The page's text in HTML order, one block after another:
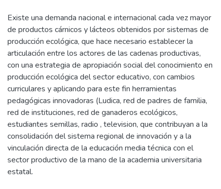
Existe una demanda nacional e internacional cada vez mayor
de productos cárnicos y lácteos obtenidos por sistemas de
producción ecológica, que hace necesario establecer la
articulación entre los actores de las cadenas productivas,
con una estrategia de apropiación social del conocimiento en
producción ecológica del sector educativo, con cambios
curriculares y aplicando para este fin herramientas
pedagógicas innovadoras (Ludica, red de padres de familia,
red de instituciones, red de ganaderos ecológicos,
estudiantes semillas, radio , television, que contribuyan a la
consolidación del sistema regional de innovación y a la
vinculación directa de la educación media técnica con el
sector productivo de la mano de la academia universitaria
estatal.